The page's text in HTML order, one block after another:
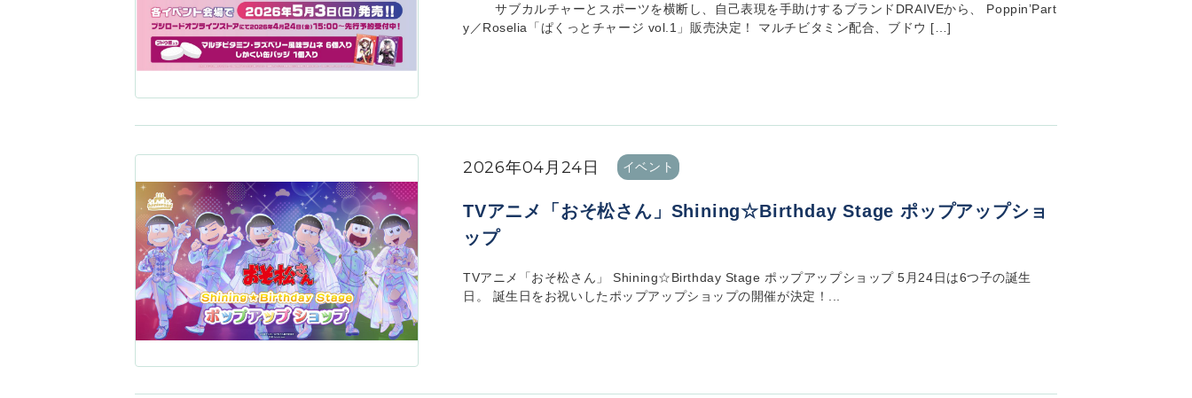
サブカルチャーとスポーツを横断し、自己表現を手助けするブランドDRAIVEから、 Poppin’Part
y／Roselia「ぱくっとチャージ vol.1」販売決定！ マルチビタミン配合、ブドウ […]
2026年04月24日 イベント
TVアニメ「おそ松さん」Shining☆Birthday Stage ポップアップショ
ップ
TVアニメ「おそ松さん」 Shining☆Birthday Stage ポップアップショップ 5月24日は6つ子の誕生
日。 誕生日をお祝いしたポップアップショップの開催が決定！...